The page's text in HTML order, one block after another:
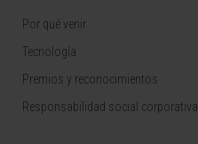
Por qué venir
Tecnología
Premios y reconocimientos
Responsabilidad social corporativa